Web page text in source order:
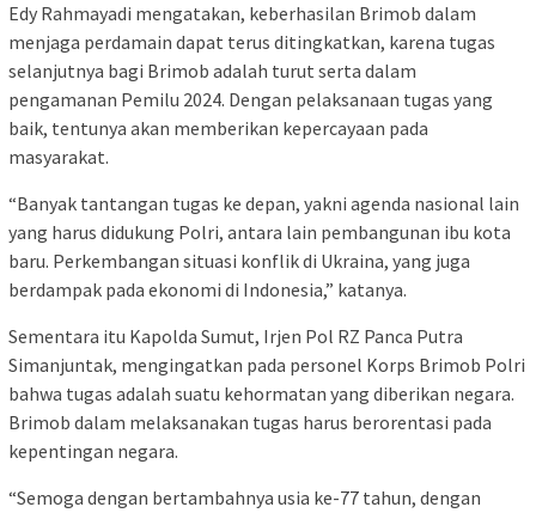
Edy Rahmayadi mengatakan, keberhasilan Brimob dalam
menjaga perdamain dapat terus ditingkatkan, karena tugas
selanjutnya bagi Brimob adalah turut serta dalam
pengamanan Pemilu 2024. Dengan pelaksanaan tugas yang
baik, tentunya akan memberikan kepercayaan pada
masyarakat.
“Banyak tantangan tugas ke depan, yakni agenda nasional lain
yang harus didukung Polri, antara lain pembangunan ibu kota
baru. Perkembangan situasi konflik di Ukraina, yang juga
berdampak pada ekonomi di Indonesia,” katanya.
Sementara itu Kapolda Sumut, Irjen Pol RZ Panca Putra
Simanjuntak, mengingatkan pada personel Korps Brimob Polri
bahwa tugas adalah suatu kehormatan yang diberikan negara.
Brimob dalam melaksanakan tugas harus berorentasi pada
kepentingan negara.
“Semoga dengan bertambahnya usia ke-77 tahun, dengan